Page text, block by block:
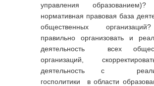
управления образованием)?
нормативная правовая база
общественных
правильно организовать и
деятельность всех
организаций,
деятельность с
госполитики в области